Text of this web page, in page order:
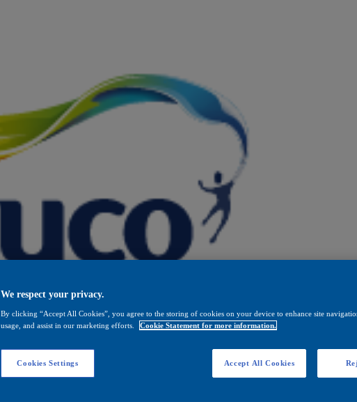
We respect your privacy.
By clicking “Accept All Cookies”, you agree to the storing of cookies on your device to enhance site
usage, and assist in our marketing efforts.
Cookie Statement for more information.
Cookies Settings Accept All Cookies